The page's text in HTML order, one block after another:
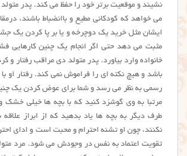
نشیند و موقعیت برتر خود را حفظ می کند. پدر
می خواهد که کودکانی مطیع و باانضباط باشند،
ایشان مثل خرید یک دوچرخه و یا بر پا کردن یک
مثبت می دهد حتی اگر انجام یک چنین کارهایی
خانواده وارد بیاورد. پدر متولد دی مراقب رفتار و
باشد و هیچ نکته ای را فراموش نمی کند. رفتار او
رسمی به نظر می رسد و شما برای عوض کردن یک چنین
مرتبا به وی گوشزد کنید که با بچه ها خیلی خشک
طرف دیگر به بچه ها یاد بدهید که از ابراز
نکنند، چون او تشنه احترام و محبت است و ادای
تقویت اعتماد به نفس در وجودش می شود. مرد